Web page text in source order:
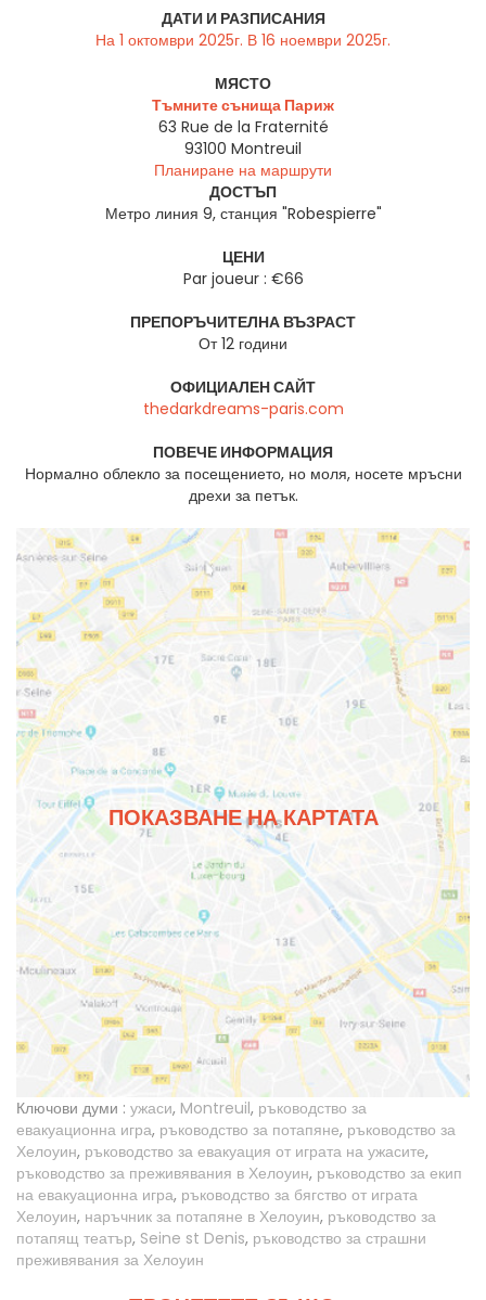
ДАТИ И РАЗПИСАНИЯ
На 1 октомври 2025г. В 16 ноември 2025г.
МЯСТО
Тъмните сънища Париж
63 Rue de la Fraternité
93100 Montreuil
Планиране на маршрути
ДОСТЪП
Метро линия 9, станция "Robespierre"
ЦЕНИ
Par joueur : €66
ПРЕПОРЪЧИТЕЛНА ВЪЗРАСТ
От 12 години
ОФИЦИАЛЕН САЙТ
thedarkdreams-paris.com
ПОВЕЧЕ ИНФОРМАЦИЯ
Нормално облекло за посещението, но моля, носете мръсни
дрехи за петък.
ПОКАЗВАНЕ НА КАРТАТА
Ключови думи : ужаси, Montreuil, ръководство за
евакуационна игра, ръководство за потапяне, ръководство за
Хелоуин, ръководство за евакуация от играта на ужасите,
ръководство за преживявания в Хелоуин, ръководство за екип
на евакуационна игра, ръководство за бягство от играта
Хелоуин, наръчник за потапяне в Хелоуин, ръководство за
потапящ театър, Seine st Denis, ръководство за страшни
преживявания за Хелоуин